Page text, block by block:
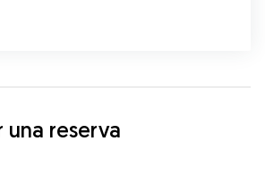
una reserva